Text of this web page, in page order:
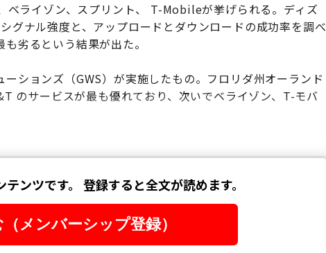
ベライゾン、スプリント、 T-Mobileが挙げられる。ディズ
グナル強度と、アップロードとダウンロードの成功率を調べ
劣るという結果が出た。
ションズ（GWS）が実施したもの。フロリダ州オーランド
のサービスが最も優れており、次いでベライゾン、T-モバ